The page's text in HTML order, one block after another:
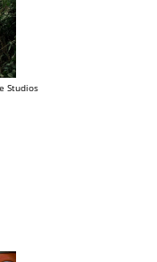
Studios